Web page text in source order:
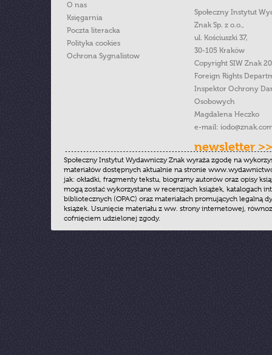
O nas
Księgarnia
Poczta literacka
Polityka cookies
Ochrona Sygnalistow
Społeczny Instytut
Znak Sp. z o.o.,
ul. Kościuszki 37,
30-105 Kraków
Copyright SIW Znak
Foreign Rights
Inspektor Ochrony
Osobowych
Magdalena Heczko
e-mail:
newsletter >>
Społeczny Instytut Wydawniczy Znak wyraża zgodę na
materiałów dostępnych aktualnie na stronie
jak: okładki, fragmenty tekstu, biogramy autorów oraz opisy
mogą zostać wykorzystane w recenzjach książek, katalogach
bibliotecznych (OPAC) oraz materiałach promujących legalną
książek. Usunięcie materiału z ww. strony internetowej,
cofnięciem udzielonej zgody.